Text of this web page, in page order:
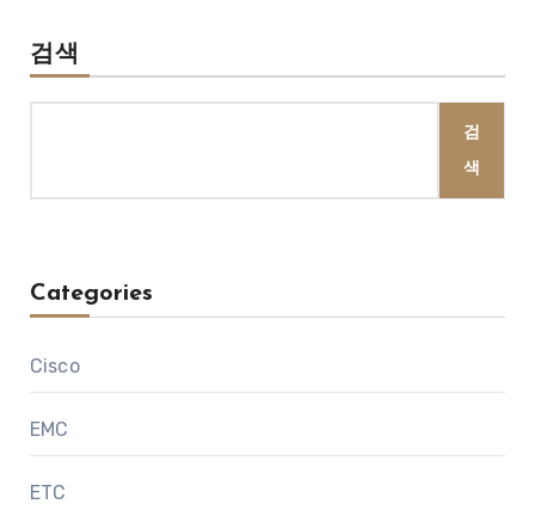
검색
검
색
Categories
Cisco
EMC
ETC